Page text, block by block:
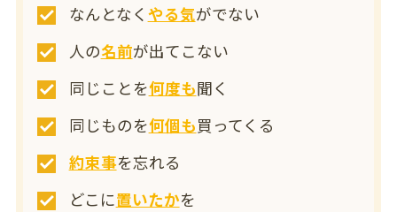
なんとなく やる気がでない
人の名前が出てこない
同じことを何度も聞く
同じものを何個も買ってくる
約束事を忘れる
どこに置いたかを